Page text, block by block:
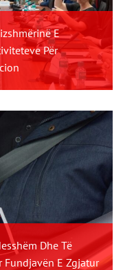
E
Për
Dhe Të
Fundjavën E Zgjatur